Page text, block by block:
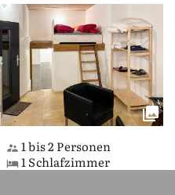
1 bis 2 Personen
1 Schlafzimmer